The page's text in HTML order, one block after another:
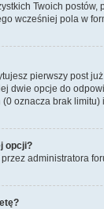
Twoich
wcześniej pola w
pierwszy post
dwie opcje do
oznacza brak
opcji?
administratora